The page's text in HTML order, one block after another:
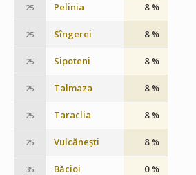
25 Pelinia 8 %
25 Sîngerei 8 %
25 Sipoteni 8 %
25 Talmaza 8 %
25 Taraclia 8 %
25 Vulcănești 8 %
35 Băcioi 0 %